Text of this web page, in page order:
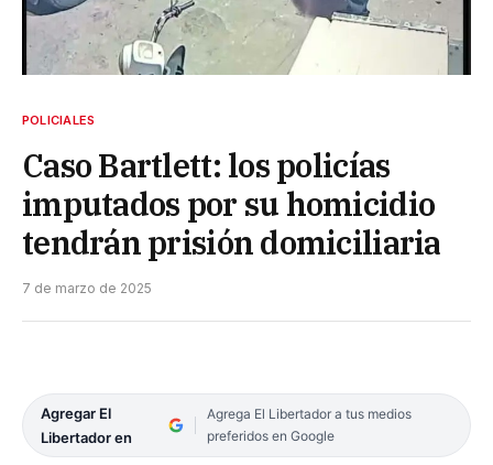
POLICIALES
Caso Bartlett: los policías
imputados por su homicidio
tendrán prisión domiciliaria
7 de marzo de 2025
Agregar El
Libertador en
Agrega El Libertador a tus medios
preferidos en Google